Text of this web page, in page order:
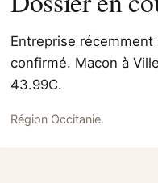
Entreprise récemment
confirmé. Macon à
43.99C.
Région Occitanie.